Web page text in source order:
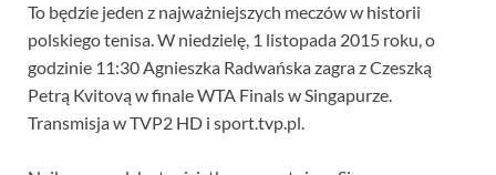
To będzie jeden z najważniejszych meczów w historii
polskiego tenisa. W niedzielę, 1 listopada 2015 roku, o
godzinie 11:30 Agnieszka Radwańska zagra z Czeszką
Petrą Kvitovą w finale WTA Finals w Singapurze.
Transmisja w TVP2 HD i sport.tvp.pl.